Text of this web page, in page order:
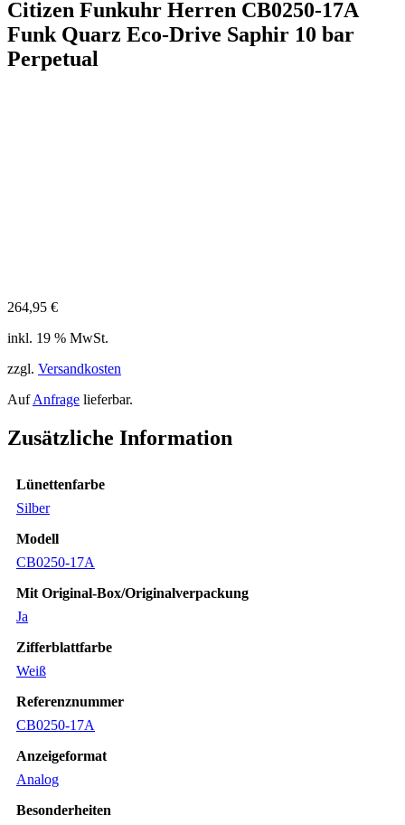
Citizen Funkuhr Herren CB0250-17A
Funk Quarz Eco-Drive Saphir 10 bar
Perpetual
264,95 €
inkl. 19 % MwSt.
zzgl. Versandkosten
AufAnfrage lieferbar.
Zusätzliche Information
Lünettenfarbe
Silber
Modell
CB0250-17A
Mit Original-Box/Originalverpackung
Ja
Zifferblattfarbe
Weiß
Referenznummer
CB0250-17A
Anzeigeformat
Analog
Besonderheiten